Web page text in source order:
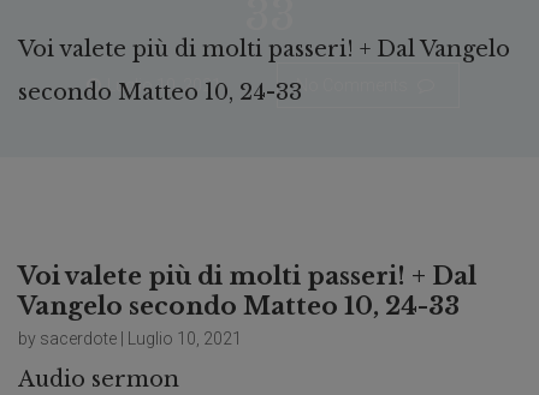
Luglio 10, 2021 No Comments
Voi valete più di molti passeri! + Dal Vangelo
secondo Matteo 10, 24-33
Voi valete più di molti passeri! + Dal
Vangelo secondo Matteo 10, 24-33
by sacerdote | Luglio 10, 2021
Audio sermon